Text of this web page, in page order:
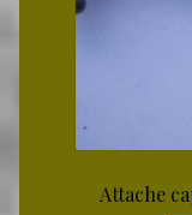
Attache